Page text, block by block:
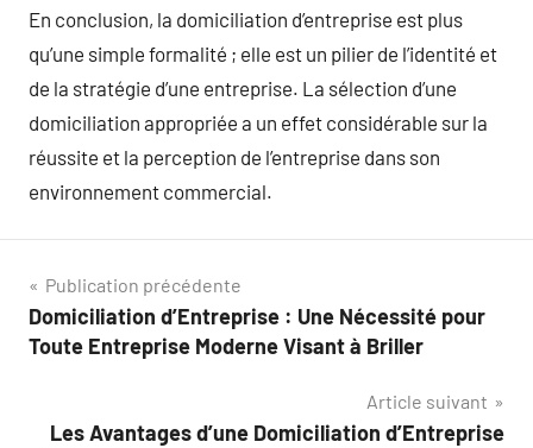
En conclusion, la domiciliation d’entreprise est plus
qu’une simple formalité ; elle est un pilier de l’identité et
de la stratégie d’une entreprise. La sélection d’une
domiciliation appropriée a un effet considérable sur la
réussite et la perception de l’entreprise dans son
environnement commercial.
Navigation
de
Publication précédente
Domiciliation d’Entreprise : Une Nécessité pour
Toute Entreprise Moderne Visant à Briller
Article suivant
Les Avantages d’une Domiciliation d’Entreprise